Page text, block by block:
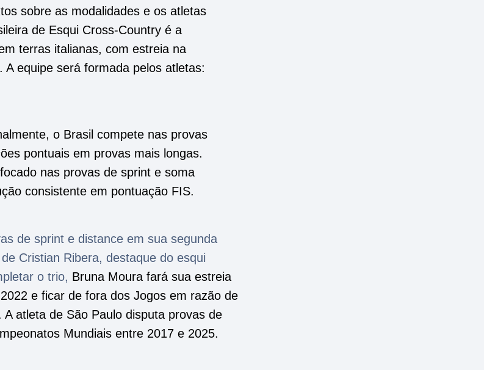
sobre as modalidades e os atletas
de Esqui Cross-Country é a
terras italianas, com estreia na
equipe será formada pelos atletas:
o Brasil compete nas provas
pontuais em provas mais longas.
nas provas de sprint e soma
consistente em pontuação FIS.
de sprint e distance em sua segunda
Cristian Ribera, destaque do esqui
o trio, Bruna Moura fará sua estreia
e ficar de fora dos Jogos em razão de
atleta de São Paulo disputa provas de
Mundiais entre 2017 e 2025.